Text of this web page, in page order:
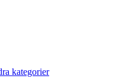
kategorier